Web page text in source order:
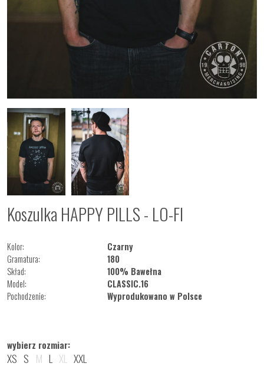
Koszulka HAPPY PILLS - LO-FI
Kolor:
Czarny
Gramatura:
180
Skład:
100% Bawełna
Model:
CLASSIC.16
Pochodzenie:
Wyprodukowano w Polsce
wybierz rozmiar:
XS S M L XL XXL